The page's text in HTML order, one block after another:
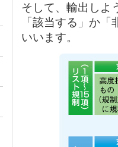
そして、輸出しよ
「該当する」か
いいます。